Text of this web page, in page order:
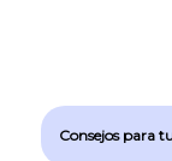
Consejos para